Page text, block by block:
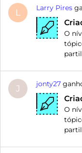
L Larry Pires
O
J jonty27
O